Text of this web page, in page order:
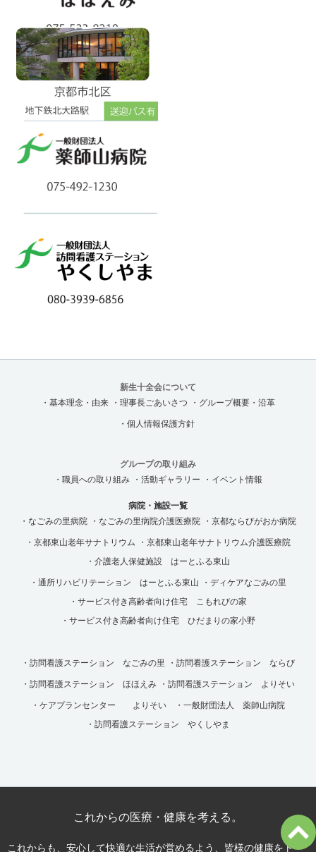
新生十全会について
・基本理念・由来
・理事長ごあいさつ ・グループ概要・沿革
・個人情報保護方針
グループの取り組み
・職員への取り組み
・活動ギャラリー ・イベント情報
病院・施設一覧
・なごみの里病院
・なごみの里病院介護医療院 ・京都ならびがおか病院
・京都東山老年サナトリウム
・京都東山老年サナトリウム介護医療院
・介護老人保健施設 はーとふる東山
・通所リハビリテーション はーとふる東山
・ディケアなごみの里
・サービス付き高齢者向け住宅 こもれびの家
・サービス付き高齢者向け住宅 ひだまりの家小野
・訪問看護ステーション なごみの里 ・訪問看護ステーション ならび
・訪問看護ステーション ほほえみ ・訪問看護ステーション よりそい
・ケアプランセンター よりそい
・一般財団法人 薬師山病院
・訪問看護ステーション やくしやま
これからの医療・健康を考える。
これからも、安心して快適な生活が営めるよう、皆様の健康をトー